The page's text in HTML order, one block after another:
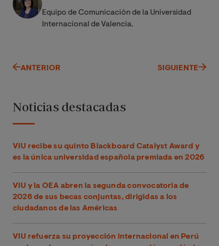
Equipo de Comunicación de la Universidad
Internacional de Valencia.
ANTERIOR SIGUIENTE
Noticias destacadas
VIU recibe su quinto Blackboard Catalyst Award y
es la única universidad española premiada en 2026
VIU y la OEA abren la segunda convocatoria de
2026 de sus becas conjuntas, dirigidas a los
ciudadanos de las Américas
VIU refuerza su proyección internacional en Perú